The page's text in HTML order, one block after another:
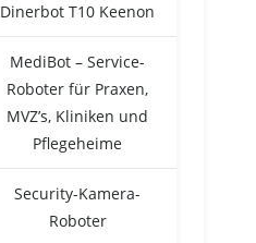
Dinerbot T10 Keenon
MediBot – Service-
Roboter für Praxen,
MVZ’s, Kliniken und
Pflegeheime
Security-Kamera-
Roboter